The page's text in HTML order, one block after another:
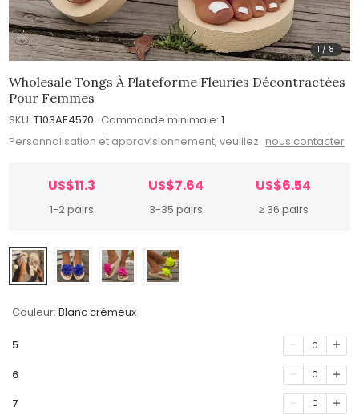
1 / 8
Wholesale Tongs À Plateforme Fleuries Décontractées
Pour Femmes
SKU: T103AE4570 Commande minimale: 1
Personnalisation et approvisionnement, veuillez nous contacter
US$11.3
1-2 pairs
US$7.64
3-35 pairs
US$6.54
≥ 36 pairs
Couleur: Blanc crémeux
5 0
6 0
7 0